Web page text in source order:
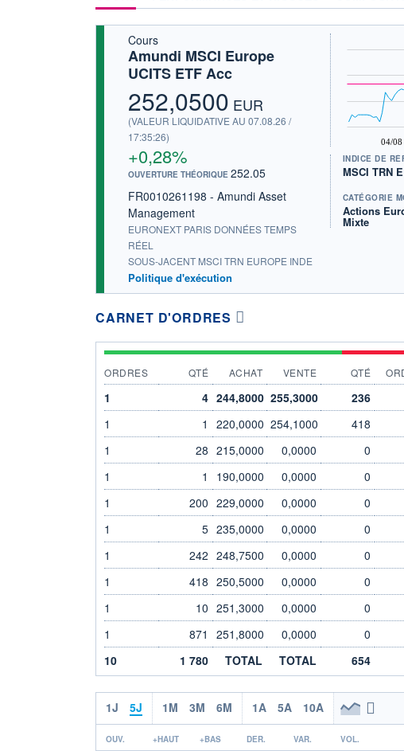
Cours
Amundi MSCI Europe
UCITS ETF Acc
252,0500 EUR
(VALEUR LIQUIDATIVE AU 07.08.26 /
17:35:26)
+0,28%
OUVERTURE THÉORIQUE 252.05
FR0010261198 - Amundi Asset
Management
EURONEXT PARIS DONNÉES TEMPS
RÉEL
SOUS-JACENT MSCI TRN EUROPE INDE
Politique d'exécution
04/08
INDICE DE
MSCI TRN
CATÉGORIE
Actions
Mixte
CARNET D'ORDRES
ORDRES QTÉ ACHAT VENTE QTÉ
1 4 244,8000 255,3000 236
1
1 220,0000 254,1000 418
1
28 215,0000 0,0000 0
1
1 190,0000 0,0000 0
1
200 229,0000 0,0000 0
1
5 235,0000 0,0000 0
1
242 248,7500 0,0000 0
1
418 250,5000 0,0000 0
1
10 251,3000 0,0000 0
1
871 251,8000 0,0000 0
10
1 780 TOTAL TOTAL 654
1J 5J 1M 3M 6M 1A 5A 10A
OUV. +HAUT +BAS DER. VAR. VOL.